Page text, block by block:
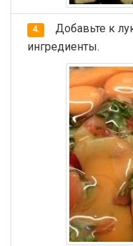
4.
Добавьте к
ингредиенты.